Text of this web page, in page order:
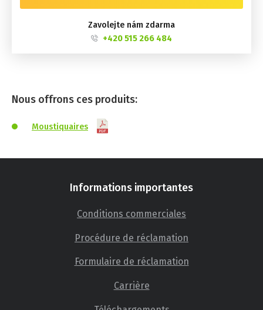
Zavolejte nám zdarma
+420 515 266 484
Nous offrons ces produits:
Moustiquaires
Informations importantes
Conditions commerciales
Procédure de réclamation
Formulaire de réclamation
Carrière